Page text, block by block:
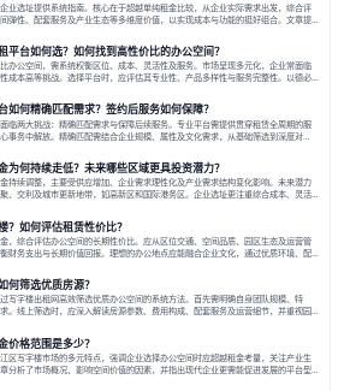
业选址提供系统指南。核心在于超越单纯租金比较，从企业实际需求出发，综合评
弹性、配套服务及产业生态等多维度价值，以实现成本与功能的挺好组合。文章提
，采用精装灵活空间与共享配套以提升性价比，并通过不同规模企业的实际案例加
专业运营服务商提供的稳定环境、社群活动与产业集聚等增值服务，是很大化空间
的关键。对于许多在
平台如何选？如何找到高性价比的办公空间？
办公空间，需系统权衡区位、成本、灵活性及服务。市场呈现多元化，企业常面临
成本高等挑战。选择平台时，应评估其专业性、产品多样性与服务完整性。以德必
到生态的解决方案，通过特色园区、灵活产品和丰富配套，满足不同企业需求。企
实地考察，选择能支持长期发展、提升竞争力的办公空间。在上海寻找合适的办公
负责人、中小企业主
如何精确匹配需求？签约后服务如何保障？
临两大挑战：精确匹配需求与保障后续服务。专业平台需提供贯穿租赁全周期的服
事务中解放。精确匹配需结合企业规模、属性及文化需求，从基础筛选到深度对
覆盖硬件运维、共享配套及专业物业的全周期保障体系。德必集团通过标准化服务
以全国布局和产业生态圈为企业提供稳定支持，体现了从信息撮合到深度服务的能
找办公空间的过程中，
为何持续走低？未来哪些区域更具投资潜力？
持续调整，主要受供应增加、企业需求理性化及产业需求结构变化影响。未来潜力
、交利及城市更新地带，如高新区和国际港务区。企业选址更注重综合成本、灵活
于提供全包式服务的办公空间。专业运营方通过空间优化与社群服务，助力企业成
化、高性价比方向发展。近年来，西安写字楼市场呈现出租金持续调整的态势，这
关注。作为西部重要
？如何评估租赁性价比？
，综合评估办公空间的长期性价比。应从区位交通、空间品质、园区生态及运营管
财务支出与长期价值回报。理想的办公地点应能融合企业文化，通过优质环境、配
能业务增长，实现成本与价值的平衡。对于许多正在成长或寻求稳定发展的企业而
办公空间是一项至关重要的决策。这不仅关系到团队的日常工作效率与协作氛围，
品牌形象、运营成本
何筛选优质房源？
写字楼出租网高效筛选优质办公空间的系统方法。首先需明确自身团队规模、特
。线上筛选时，应深入解读房源参数、费用构成、配套服务及运营细节，并重视园
位价值。同时，需考察运营方的品牌背景与持续服务能力。完成线上初选后，必须
核对空间实景、测试设施、感受园区氛围并确认合同条款，从而做出精确决策。在
出租网已成为企业寻找
价格范围是多少？
区写字楼市场的多元特点，强调企业选择办公空间时应超越租金考量，关注产业生
分析了市场概况、影响空间价值的因素，并指出现代企业更需能促进发展的平台型
集团为例，说明运营方如何通过构建服务生态助力企业成长，建议企业系统评估需